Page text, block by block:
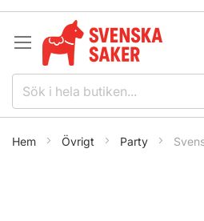
Hoppa
innehållet
Hem Övrigt Party